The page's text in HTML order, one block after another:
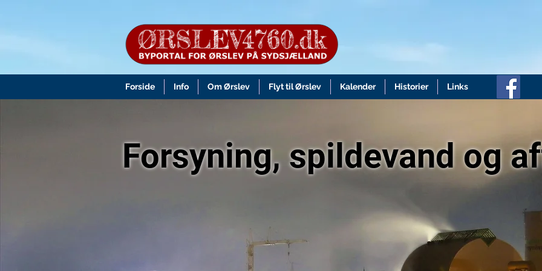
Forside Info Om Ørslev Flyt til Ørslev Kalender Historier Links
Forsyning, spildevand og